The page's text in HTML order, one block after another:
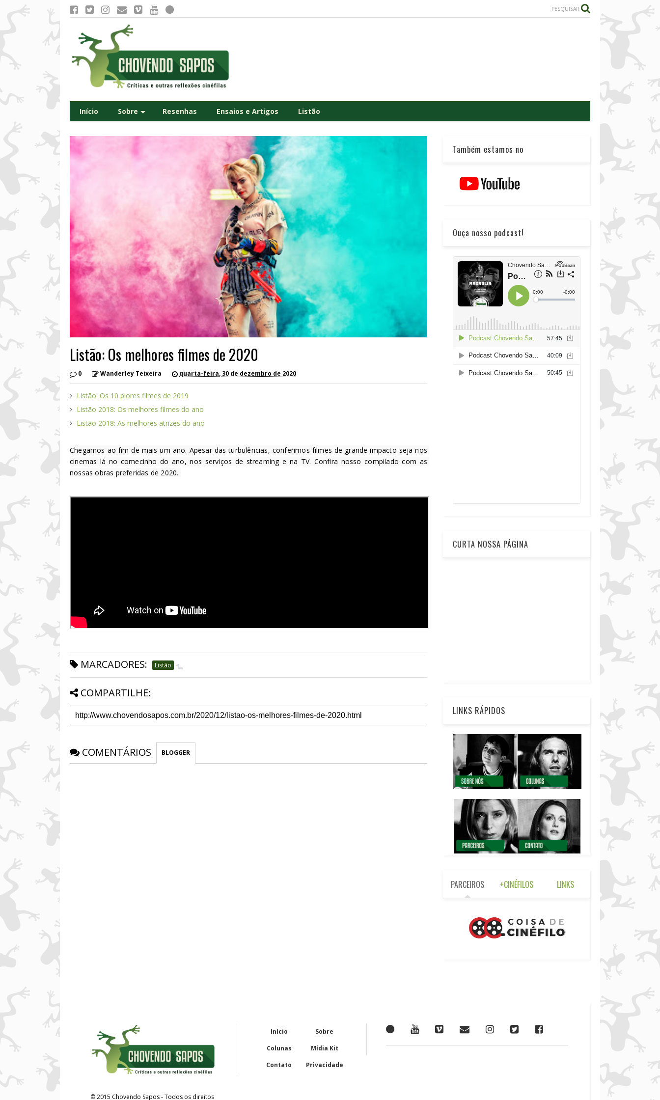
PESQUISAR
Início Sobre Resenhas Ensaios e Artigos Listão
Listão: Os melhores filmes de 2020
0 Wanderley Teixeira quarta-feira, 30 de dezembro de 2020
Listão: Os 10 piores filmes de 2019
Listão 2018: Os melhores filmes do ano
Listão 2018: As melhores atrizes do ano
Chegamos ao fim de mais um ano. Apesar das turbulências, conferimos filmes de grande impacto seja nos
cinemas lá no comecinho do ano, nos serviços de streaming e na TV. Confira nosso compilado com as
nossas obras preferidas de 2020.
MARCADORES: Listão
COMPARTILHE:
COMENTÁRIOS BLOGGER
Também estamos no
Ouça nosso podcast!
CURTA NOSSA PÁGINA
LINKS RÁPIDOS
PARCEIROS +CINÉFILOS LINKS
©2015 Chovendo Sapos- Todos os direitos
Início
Sobre
Colunas
Mídia Kit
Contato
Privacidade